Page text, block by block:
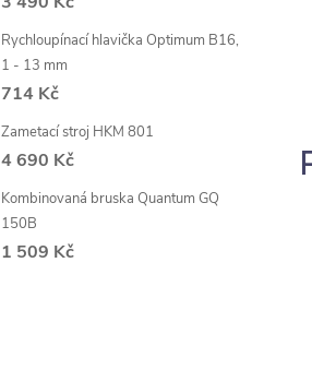
Rychloupínací hlavička Optimum B16,
1 - 13 mm
714 Kč
Zametací stroj HKM 801
4 690 Kč
Kombinovaná bruska Quantum GQ
150B
1 509 Kč